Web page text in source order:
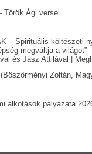
Török Ági versei
– Spirituális költészeti
megváltja a világot”
és Jász Attilával |
Zoltán,
alkotások pályázata